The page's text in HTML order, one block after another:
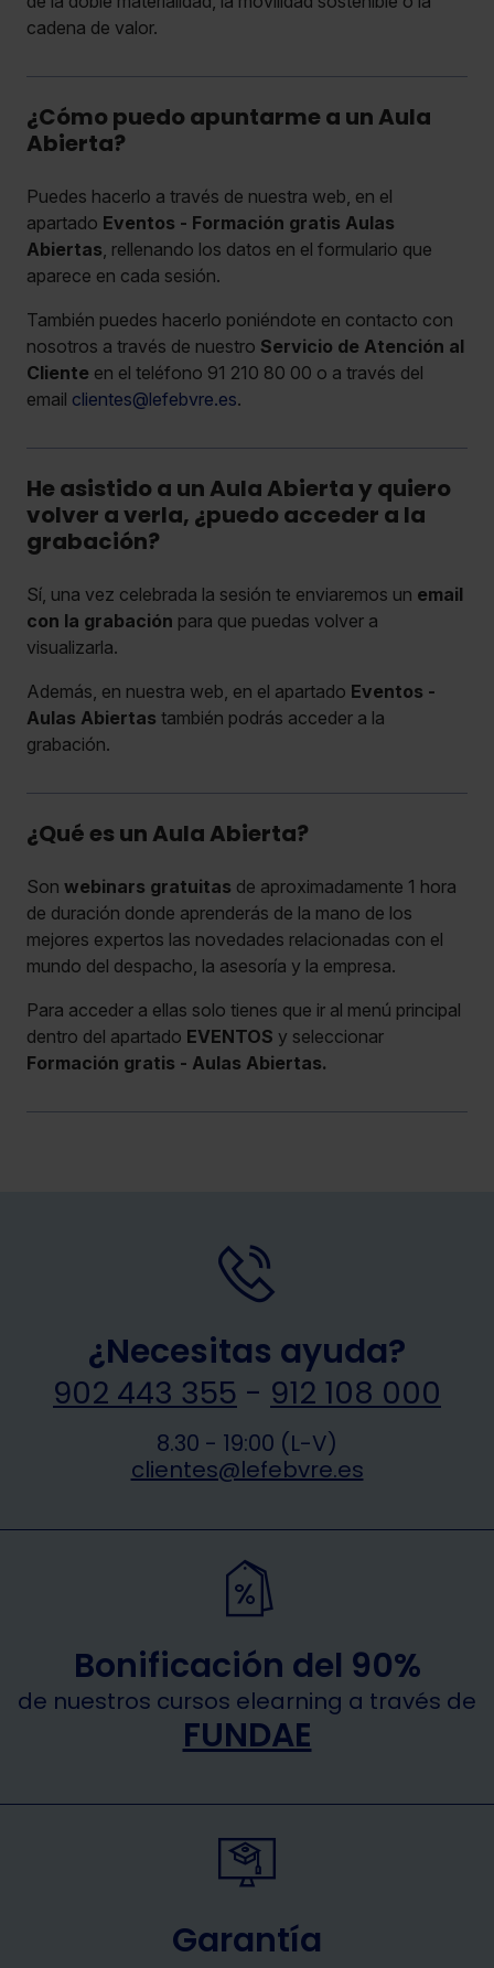
cadena de valor.
¿Cómo puedo apuntarme a un Aula
Abierta?
Puedes hacerlo a través de nuestra web, en el
apartado Eventos - Formación gratis Aulas
Abiertas , rellenando los datos en el formulario que
aparece en cada sesión.
También puedes hacerlo poniéndote en contacto con
nosotros a través de nuestro Servicio de Atención al
Cliente en el teléfono 91 210 80 00 o a través del
email clientes@lefebvre.es.
He asistido a un Aula Abierta y quiero
volver a verla, ¿puedo acceder a la
grabación?
Sí, una vez celebrada la sesión te enviaremos un email
con la grabación para que puedas volver a
visualizarla.
Además, en nuestra web, en el apartado Eventos -
Aulas Abiertas también podrás acceder a la
grabación.
¿Qué es un Aula Abierta?
Son webinars gratuitas de aproximadamente 1 hora
de duración donde aprenderás de la mano de los
mejores expertos las novedades relacionadas con el
mundo del despacho, la asesoría y la empresa.
Para acceder a ellas solo tienes que ir al menú principal
dentro del apartado EVENTOS y seleccionar
Formación gratis - Aulas Abiertas.
¿Necesitas ayuda?
902 443 355 - 912 108 000
8.30 - 19:00 (L-V)
clientes@lefebvre.es
Bonificación del 90%
de nuestros cursos elearning a través de
FUNDAE
Garantía